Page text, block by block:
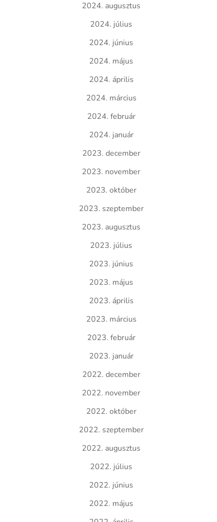
2024. augusztus
2024. július
2024. június
2024. május
2024. április
2024. március
2024. február
2024. január
2023. december
2023. november
2023. október
2023. szeptember
2023. augusztus
2023. július
2023. június
2023. május
2023. április
2023. március
2023. február
2023. január
2022. december
2022. november
2022. október
2022. szeptember
2022. augusztus
2022. július
2022. június
2022. május